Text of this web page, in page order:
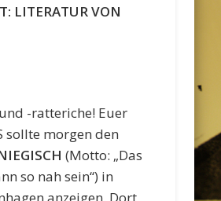
LITERATUR VON
-ratteriche! Euer
sollte morgen den
(Motto: „Das
so nah sein“) in
anzeigen. Dort